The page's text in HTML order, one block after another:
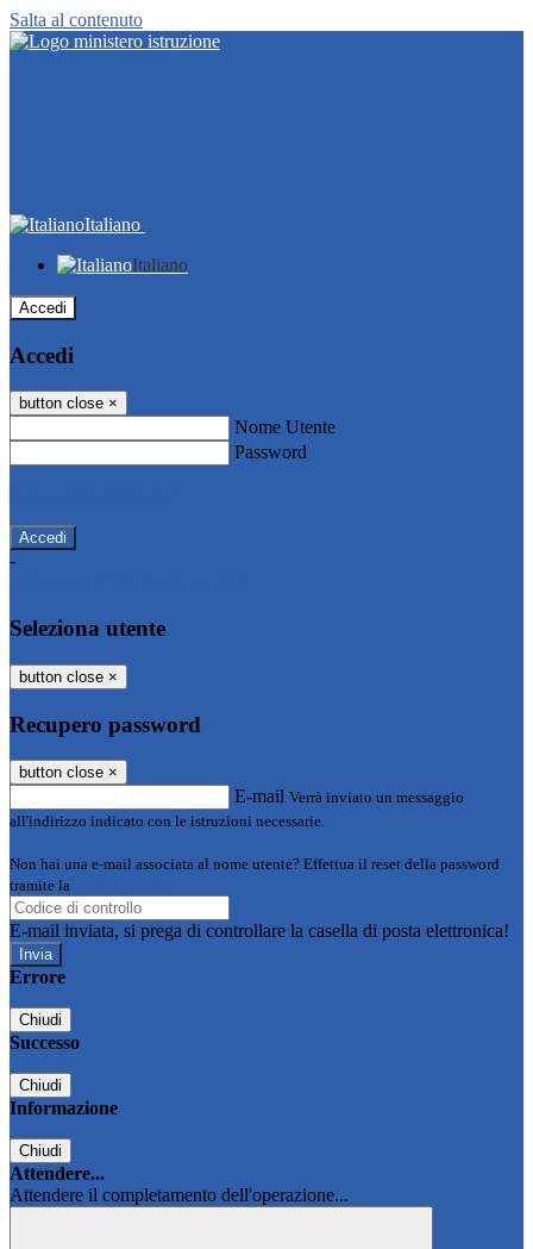
Salta al contenuto
Italiano
Italiano
Accedi
Accedi
button close ×
Nome Utente
Password
-
Seleziona utente
button close ×
Recupero password
button close ×
E-mail Verrà inviato un messaggio
all'indirizzo indicato con le istruzioni necessarie.
Non hai una e-mail associata al nome utente? Effettua il reset della password
tramite la
E-mail inviata, si prega di controllare la casella di posta elettronica!
Errore
Chiudi
Successo
Chiudi
Informazione
Chiudi
Attendere...
Attendere il completamento dell'operazione...